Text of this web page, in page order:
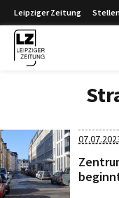
Leipziger Zeitung